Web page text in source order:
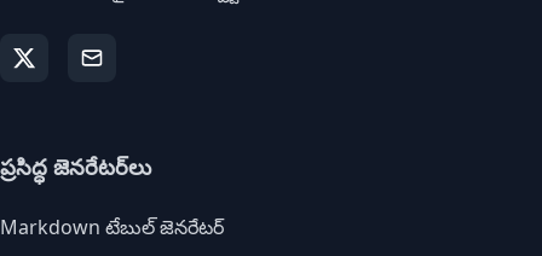
ప్రసిద్ధ జెనరేటర్‌లు
Markdown టేబుల్ జెనరేటర్